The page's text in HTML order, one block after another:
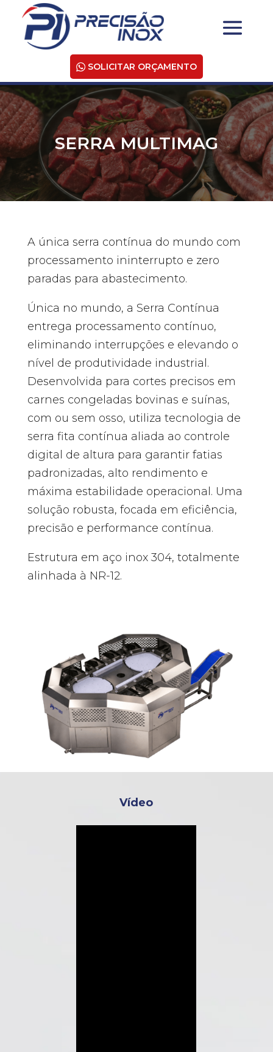
SOLICITAR ORÇAMENTO
SERRA MULTIMAG
A única serra contínua do mundo com
processamento ininterrupto e zero
paradas para abastecimento.
Única no mundo, a Serra Contínua
entrega processamento contínuo,
eliminando interrupções e elevando o
nível de produtividade industrial.
Desenvolvida para cortes precisos em
carnes congeladas bovinas e suínas,
com ou sem osso, utiliza tecnologia de
serra fita contínua aliada ao controle
digital de altura para garantir fatias
padronizadas, alto rendimento e
máxima estabilidade operacional. Uma
solução robusta, focada em eficiência,
precisão e performance contínua.
Estrutura em aço inox 304, totalmente
alinhada à NR-12.
Vídeo